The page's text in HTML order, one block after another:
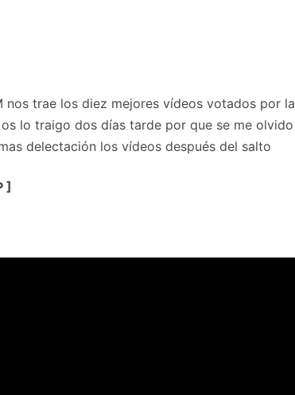
trae los diez mejores vídeos votados por la
lo traigo dos días tarde por que se me olvido
delectación los vídeos después del salto
]